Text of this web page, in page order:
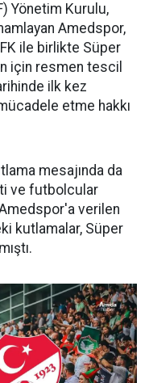
Yönetim Kurulu,
Amedspor,
ile birlikte Süper
için resmen tescil
ilk kez
etme hakkı
mesajında da
ve futbolcular
verilen
kutlamalar, Süper